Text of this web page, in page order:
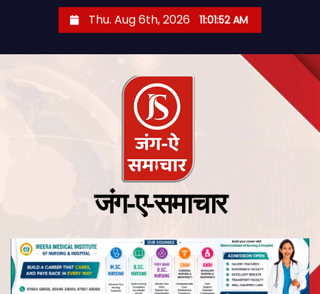
Thu. Aug 6th, 2026 11:01:53 AM
जंग-ए-समाचार